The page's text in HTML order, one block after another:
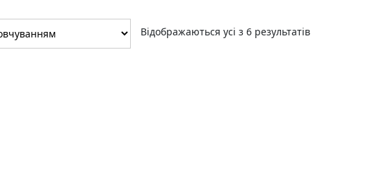
Відображаються усі з 6 результатів